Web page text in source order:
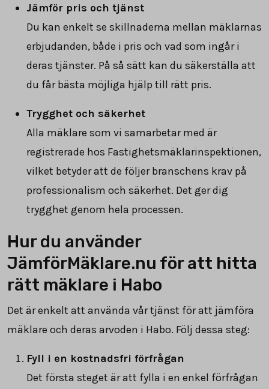
Jämför pris och tjänst
Du kan enkelt se skillnaderna mellan mäklarnas
erbjudanden, både i pris och vad som ingår i
deras tjänster. På så sätt kan du säkerställa att
du får bästa möjliga hjälp till rätt pris.
Trygghet och säkerhet
Alla mäklare som vi samarbetar med är
registrerade hos Fastighetsmäklarinspektionen,
vilket betyder att de följer branschens krav på
professionalism och säkerhet. Det ger dig
trygghet genom hela processen.
Hur du använder
JämförMäklare.nu för att hitta
rätt mäklare i Habo
Det är enkelt att använda vår tjänst för att jämföra
mäklare och deras arvoden i Habo. Följ dessa steg:
Fyll i en kostnadsfri förfrågan
Det första steget är att fylla i en enkel förfrågan